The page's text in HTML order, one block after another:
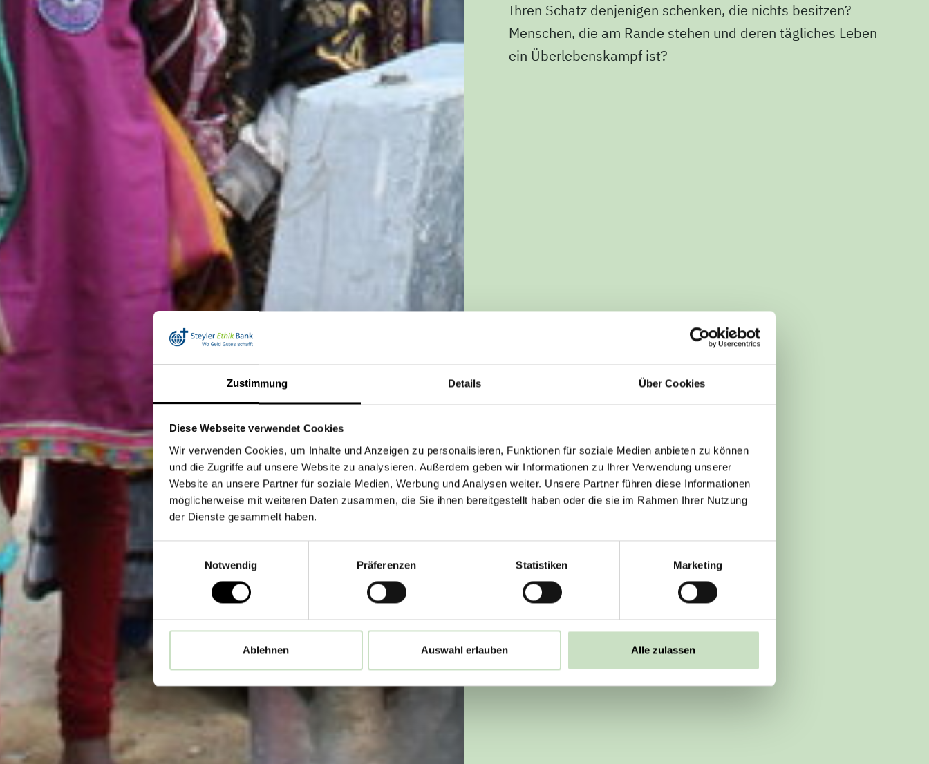
Zustimmung Details Über Cookies
Diese Webseite verwendet Cookies
Wir verwenden Cookies, um Inhalte und Anzeigen zu personalisieren, Funktionen für soziale Medien anbieten zu können
und die Zugriffe auf unsere Website zu analysieren. Außerdem geben wir Informationen zu Ihrer Verwendung unserer
Website an unsere Partner für soziale Medien, Werbung und Analysen weiter. Unsere Partner führen diese Informationen
möglicherweise mit weiteren Daten zusammen, die Sie ihnen bereitgestellt haben oder die sie im Rahmen Ihrer Nutzung
der Dienste gesammelt haben.
Einwilligungsauswahl
Notwendig
Präferenzen Statistiken Marketing
Ablehnen Auswahl erlauben Alle zulassen
Ihren Schatz denjenigen schenken, die nichts besitzen?
Menschen, die am Rande stehen und deren tägliches Leben
ein Überlebenskampf ist?